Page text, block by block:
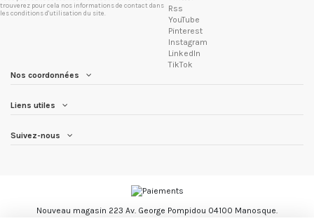
trouverez pour cela nos informations de contact dans
les conditions d'utilisation du site.
Rss
YouTube
Pinterest
Instagram
LinkedIn
TikTok
Nos coordonnées
Liens utiles
Suivez-nous
Nouveau magasin 223 Av. George Pompidou 04100 Manosque.